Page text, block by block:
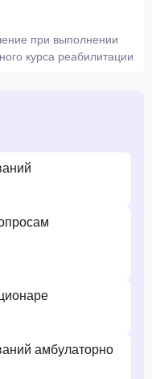
при выполнении
курса реабилитации
амбулаторно